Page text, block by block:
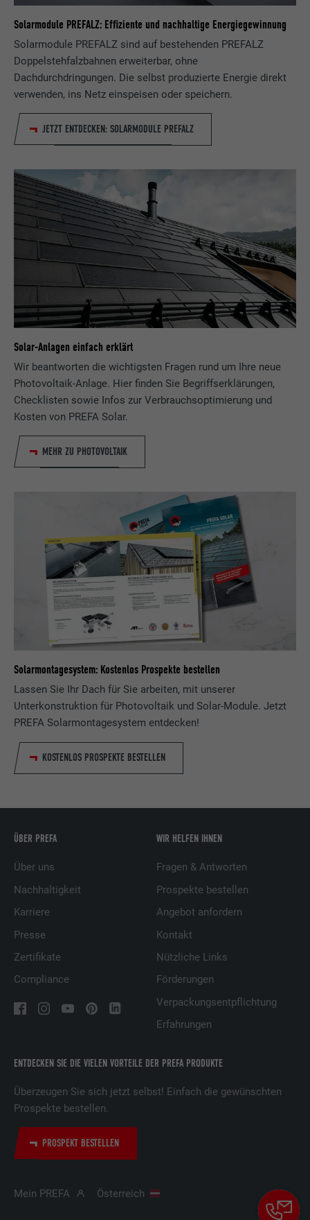
Solarmodule PREFALZ: Effiziente und nachhaltige Energiegewinnung
Solarmodule PREFALZ sind auf bestehenden PREFALZ
Doppelstehfalzbahnen erweiterbar, ohne
Dachdurchdringungen. Die selbst produzierte Energie direkt
verwenden, ins Netz einspeisen oder speichern.
JETZT ENTDECKEN: SOLARMODULE PREFALZ
Solar-Anlagen einfach erklärt
Wir beantworten die wichtigsten Fragen rund um Ihre neue
Photovoltaik-Anlage. Hier finden Sie Begriffserklärungen,
Checklisten sowie Infos zur Verbrauchsoptimierung und
Kosten von PREFA Solar.
MEHR ZU PHOTOVOLTAIK
Solarmontagesystem: Kostenlos Prospekte bestellen
Lassen Sie Ihr Dach für Sie arbeiten, mit unserer
Unterkonstruktion für Photovoltaik und Solar-Module. Jetzt
PREFA Solarmontagesystem entdecken!
KOSTENLOS PROSPEKTE BESTELLEN
ENTDECKEN SIE DIE VIELEN VORTEILE DER PREFA PRODUKTE
Überzeugen Sie sich jetzt selbst! Einfach die gewünschten
Prospekte bestellen.
PROSPEKT BESTELLEN
ÜBER PREFA
Über uns
Nachhaltigkeit
Karriere
Presse
Zertifikate
Compliance
WIR HELFEN IHNEN
Fragen & Antworten
Prospekte bestellen
Angebot anfordern
Kontakt
Nützliche Links
Förderungen
Verpackungsentpflichtung
Erfahrungen
Mein PREFA Österreich